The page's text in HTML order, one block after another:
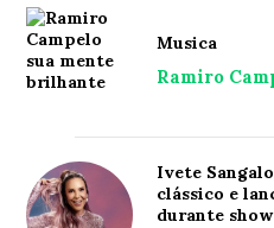
Musica
Ramiro
Ivete
clássico e
durante